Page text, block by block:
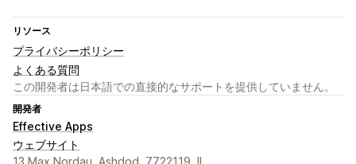
リソース
プライバシーポリシー
よくある質問
この開発者は日本語での直接的なサポートを提供していません。
開発者
Effective Apps
ウェブサイト